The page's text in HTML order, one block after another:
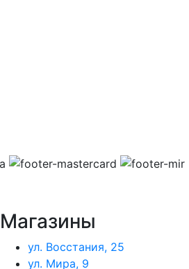
Магазины
ул. Восстания, 25
ул. Мира, 9